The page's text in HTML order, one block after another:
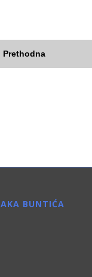
Prethodna
BUNTIĆA